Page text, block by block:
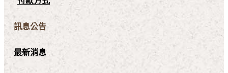
訊息公告
最新消息